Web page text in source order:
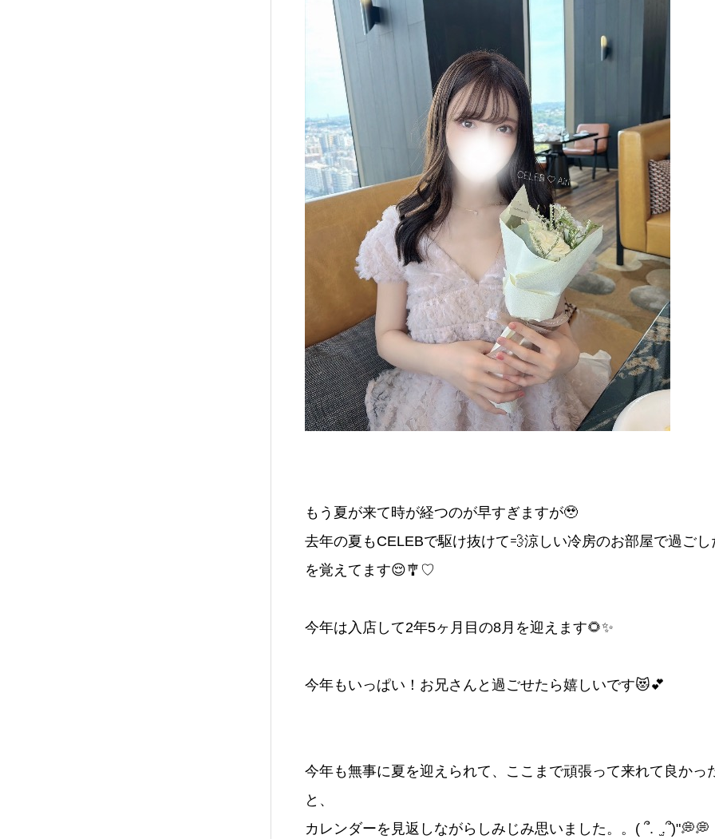
もう夏が来て時が経つのが早すぎますが🥹
去年の夏もCELEBで駆け抜けて💨涼しい冷房のお部屋で過ごし
を覚えてます😌🎐♡
今年は入店して2年5ヶ月目の8月を迎えます🌻✨
今年もいっぱい！お兄さんと過ごせたら嬉しいです😻💕
今年も無事に夏を迎えられて、ここまで頑張って来れて良かっ
と、
カレンダーを見返しながらしみじみ思いました。。( ՞. ̫.՞)"‬💭💭